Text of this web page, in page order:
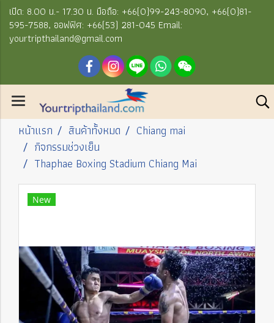
เปิด: 8.00 น.- 17.30 น. มือถือ: +66(0)99-243-8090, +66(0)81-
595-7588, ออฟฟิศ: +66(53) 281-045 Email:
yourtripthailand@gmail.com
หน้าแรก สินค้าทั้งหมด
Chiang mai
กิจกรรมช่วงเย็น
Thaphae Boxing Stadium Chiang Mai
New